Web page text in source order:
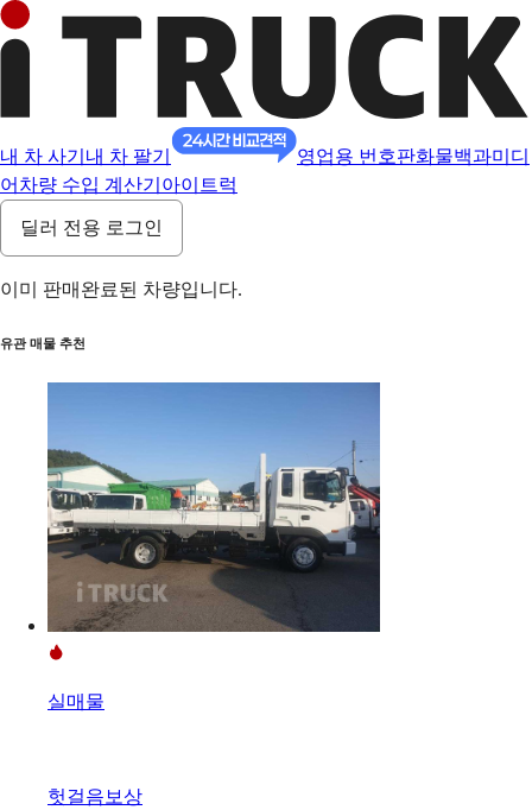
내 차 사기 내 차 팔기 영업용 번호판화물백과미디
어 차량 수입 계산기 아이트럭
딜러 전용 로그인
이미 판매완료된 차량입니다.
유관 매물 추천
실매물
헛걸음보상